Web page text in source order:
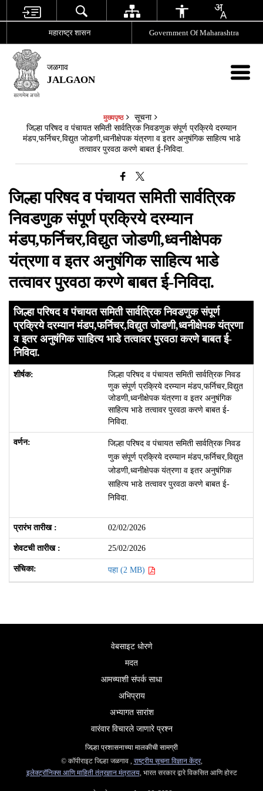
महाराष्ट्र शासन Government Of Maharashtra
जळगाव
JALGAON
मुख्यपृष्ठ
सूचना
जिल्हा परिषद व पंचायत समिती सार्वत्रिक निवडणुक संपूर्ण प्रक्रिये दरम्यान
मंडप,फर्निचर,विद्युत जोडणी,ध्वनीक्षेपक यंत्रणा व इतर अनुषंगिक साहित्य भाडे
तत्वावर पुरवठा करणे बाबत ई-निविदा.
जिल्हा परिषद व पंचायत समिती सार्वत्रिक
निवडणुक संपूर्ण प्रक्रिये दरम्यान
मंडप,फर्निचर,विद्युत जोडणी,ध्वनीक्षेपक
यंत्रणा व इतर अनुषंगिक साहित्य भाडे
तत्वावर पुरवठा करणे बाबत ई-निविदा.
जिल्हा परिषद व पंचायत समिती सार्वत्रिक निवडणुक संपूर्ण
प्रक्रिये दरम्यान मंडप,फर्निचर,विद्युत जोडणी,ध्वनीक्षेपक यंत्रणा
व इतर अनुषंगिक साहित्य भाडे तत्वावर पुरवठा करणे बाबत ई-
निविदा.
जिल्हा परिषद व पंचायत समिती सार्वत्रिक निवड
णुक संपूर्ण प्रक्रिये दरम्यान मंडप,फर्निचर,विद्युत
जोडणी,ध्वनीक्षेपक यंत्रणा व इतर अनुषंगिक
साहित्य भाडे तत्वावर पुरवठा करणे बाबत ई-
निविदा.
जिल्हा परिषद व पंचायत समिती सार्वत्रिक निवड
णुक संपूर्ण प्रक्रिये दरम्यान मंडप,फर्निचर,विद्युत
जोडणी,ध्वनीक्षेपक यंत्रणा व इतर अनुषंगिक
साहित्य भाडे तत्वावर पुरवठा करणे बाबत ई-
निविदा.
02/02/2026
25/02/2026
पहा (2 MB)
वेबसाइट धोरणे
मदत
आमच्याशी संपर्क साधा
अभिप्राय
अभ्यागत सारांश
वारंवार विचारले जाणारे प्रश्न
जिल्हा प्रशासनाच्या मालकीची सामग्री
© कॉपीराइट जिल्हा जळगाव , राष्ट्रीय सूचना विज्ञान केंद्र,
इलेक्ट्रॉनिक्स आणि माहिती तंत्रज्ञान मंत्रालय, भारत सरकार द्वारे विकसित आणि होस्ट